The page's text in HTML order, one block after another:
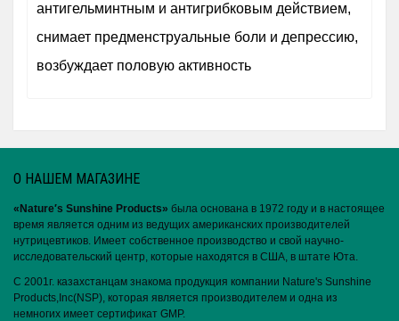
антигельминтным и антигрибковым действием,
снимает предменструальные боли и депрессию,
возбуждает половую активность
О НАШЕМ МАГАЗИНЕ
«Nature′s Sunshine Products» была основана в 1972 году и в настоящее
время является одним из ведущих американских производителей
нутрицевтиков. Имеет собственное производство и свой научно-
исследовательский центр, которые находятся в США, в штате Юта.
С 2001г. казахстанцам знакома продукция компании Nature's Sunshine
Products,Inc(NSP), которая является производителем и одна из
немногих имеет сертификат GMP.